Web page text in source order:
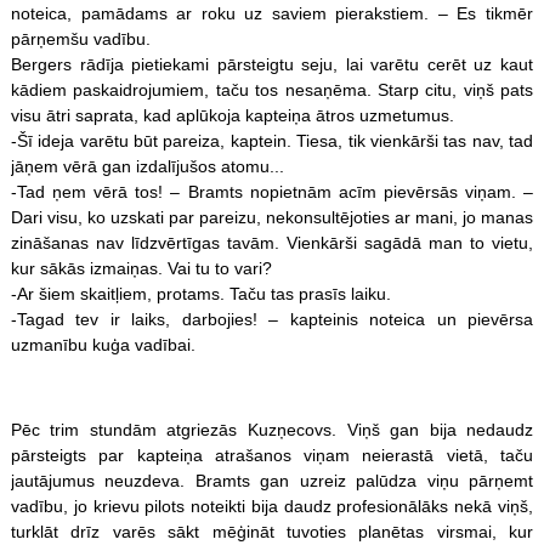
noteica, pamādams ar roku uz saviem pierakstiem. – Es tikmēr
pārņemšu vadību.
Bergers rādīja pietiekami pārsteigtu seju, lai varētu cerēt uz kaut
kādiem paskaidrojumiem, taču tos nesaņēma. Starp citu, viņš pats
visu ātri saprata, kad aplūkoja kapteiņa ātros uzmetumus.
-Šī ideja varētu būt pareiza, kaptein. Tiesa, tik vienkārši tas nav, tad
jāņem vērā gan izdalījušos atomu...
-Tad ņem vērā tos! – Bramts nopietnām acīm pievērsās viņam. –
Dari visu, ko uzskati par pareizu, nekonsultējoties ar mani, jo manas
zināšanas nav līdzvērtīgas tavām. Vienkārši sagādā man to vietu,
kur sākās izmaiņas. Vai tu to vari?
-Ar šiem skaitļiem, protams. Taču tas prasīs laiku.
-Tagad tev ir laiks, darbojies! – kapteinis noteica un pievērsa
uzmanību kuģa vadībai.
Pēc trim stundām atgriezās Kuzņecovs. Viņš gan bija nedaudz
pārsteigts par kapteiņa atrašanos viņam neierastā vietā, taču
jautājumus neuzdeva. Bramts gan uzreiz palūdza viņu pārņemt
vadību, jo krievu pilots noteikti bija daudz profesionālāks nekā viņš,
turklāt drīz varēs sākt mēģināt tuvoties planētas virsmai, kur